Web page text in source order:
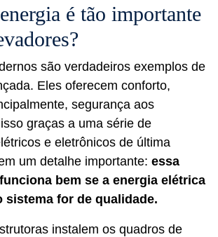
é tão importante
são verdadeiros exemplos de
Eles oferecem conforto,
segurança aos
graças a uma série de
e eletrônicos de última
um detalhe importante: essa
bem se a energia elétrica
sistema for de qualidade.
instalem os quadros de